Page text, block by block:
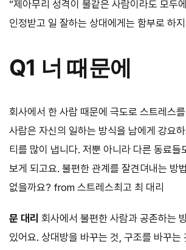
“제아무리 성격이 불같은 사람이라도 모두
인정받고 일 잘하는 상대에게는 함부로 하
Q1 너 때문에
회사에서 한 사람 때문에 극도로 스트레스
사람은 자신의 일하는 방식을 남에게 강요
티를 많이 냅니다. 저뿐 아니라 다른 동료들
보게 되고요. 불편한 관계를 잘견뎌내는 방
없을까요? from 스트레스최고 최 대리
문 대리 회사에서 불편한 사람과 공존하는
있어요. 상대방을 바꾸는 것, 구조를 바꾸는